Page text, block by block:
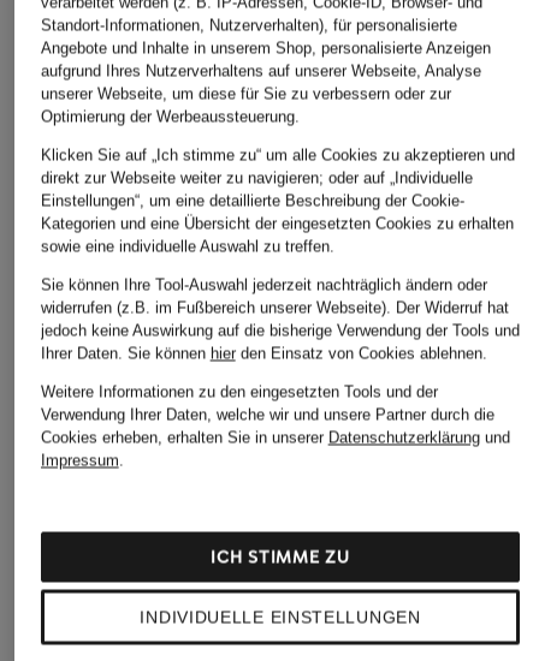
FRESCOBOL
Resorthemd ALVES
Leinen
Fit
CHF 45
Ursprünglich: CHF 100
Comfort Fit
Ursprünglich:
Standort-Informationen, Nutzerverhalten), für personalisierte
Angebote und Inhalte in unserem Shop, personalisierte Anzeigen
aufgrund Ihres Nutzerverhaltens auf unserer Webseite, Analyse
unserer Webseite, um diese für Sie zu verbessern oder zur
Optimierung der Werbeaussteuerung.
Klicken Sie auf „Ich stimme zu“ um alle Cookies zu akzeptieren und
direkt zur Webseite weiter zu navigieren; oder auf „Individuelle
Einstellungen“, um eine detaillierte Beschreibung der Cookie-
Kategorien und eine Übersicht der eingesetzten Cookies zu erhalten
sowie eine individuelle Auswahl zu treffen.
Sie können Ihre Tool-Auswahl jederzeit nachträglich ändern oder
widerrufen (z.B. im Fußbereich unserer Webseite). Der Widerruf hat
jedoch keine Auswirkung auf die bisherige Verwendung der Tools und
Ihrer Daten. Sie können hierden Einsatz von Cookies ablehnen.
Weitere Informationen zu den eingesetzten Tools und der
Verwendung Ihrer Daten, welche wir und unsere Partner durch die
Cookies erheben, erhalten Sie in unserer Datenschutzerklärungund
Impressum.
INDIVIDUELLE EINSTELLUNGEN
ICH STIMME ZU